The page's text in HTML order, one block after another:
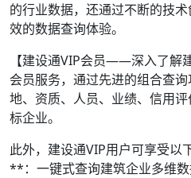
的行业数据，还通过不断的技
效的数据查询体验。
【建设通VIP会员——深入了解
会员服务，通过先进的组合查
地、资质、人员、业绩、信用
标企业。
此外，建设通VIP用户可享受以
**：一键式查询建筑企业多维